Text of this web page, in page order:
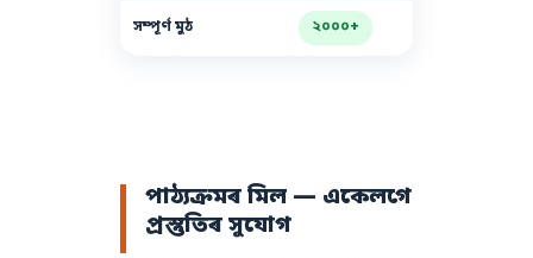
সম্পূৰ্ণ মুঠ ২০০০+
পাঠ্যক্ৰমৰ মিল — একেলগে
প্ৰস্তুতিৰ সুযোগ